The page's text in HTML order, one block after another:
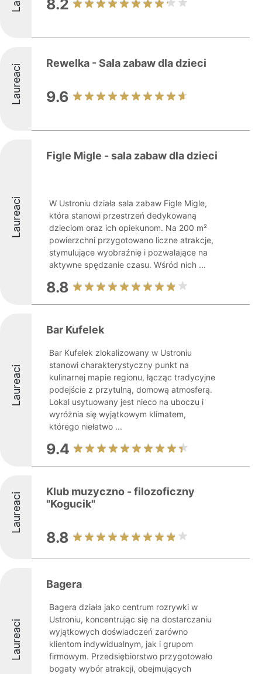
8.2
Laureaci Rewelka - Sala zabaw dla dzieci
9.6
Laureaci
Figle Migle - sala zabaw dla dzieci
W Ustroniu działa sala zabaw Figle Migle,
która stanowi przestrzeń dedykowaną
dzieciom oraz ich opiekunom. Na 200 m²
powierzchni przygotowano liczne atrakcje,
stymulujące wyobraźnię i pozwalające na
aktywne spędzanie czasu. Wśród nich ...
8.8
Laureaci
Bar Kufelek
Bar Kufelek zlokalizowany w Ustroniu
stanowi charakterystyczny punkt na
kulinarnej mapie regionu, łącząc tradycyjne
podejście z przytulną, domową atmosferą.
Lokal usytuowany jest nieco na uboczu i
wyróżnia się wyjątkowym klimatem,
którego niełatwo ...
9.4
Laureaci
Klub muzyczno - filozoficzny
"Kogucik"
8.8
Laureaci
Bagera
Bagera działa jako centrum rozrywki w
Ustroniu, koncentrując się na dostarczaniu
wyjątkowych doświadczeń zarówno
klientom indywidualnym, jak i grupom
firmowym. Przedsiębiorstwo przygotowało
bogaty wybór atrakcji, obejmujących